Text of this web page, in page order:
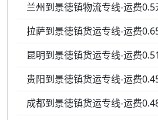
兰州到景德镇物流专线-运费
贵阳到景德镇货运专线-运费